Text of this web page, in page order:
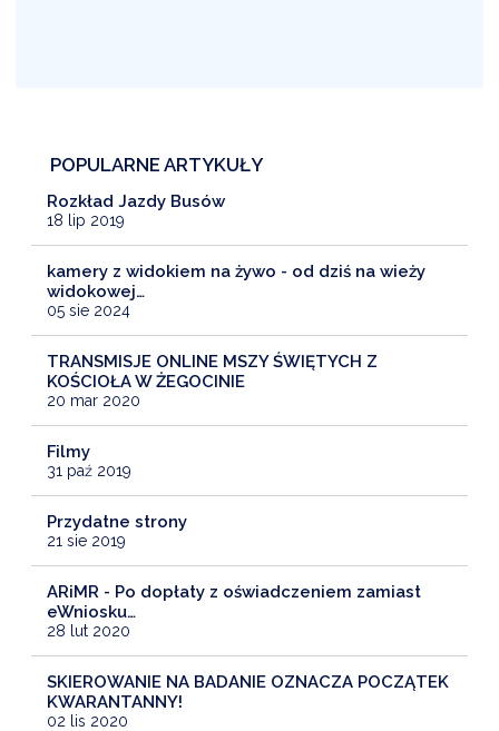
POPULARNE ARTYKUŁY
Rozkład Jazdy Busów
18 lip 2019
kamery z widokiem na żywo - od dziś na wieży
widokowej…
05 sie 2024
TRANSMISJE ONLINE MSZY ŚWIĘTYCH Z
KOŚCIOŁA W ŻEGOCINIE
20 mar 2020
Filmy
31 paź 2019
Przydatne strony
21 sie 2019
ARiMR - Po dopłaty z oświadczeniem zamiast
eWniosku…
28 lut 2020
SKIEROWANIE NA BADANIE OZNACZA POCZĄTEK
KWARANTANNY!
02 lis 2020